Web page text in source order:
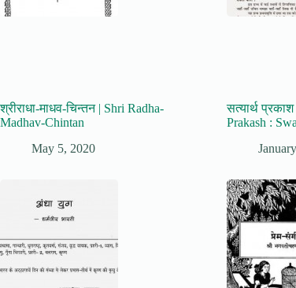
श्रीराधा-माधव-चिन्तन | Shri Radha-
Madhav-Chintan
May 5, 2020
सत्यार्थ
Prakash :